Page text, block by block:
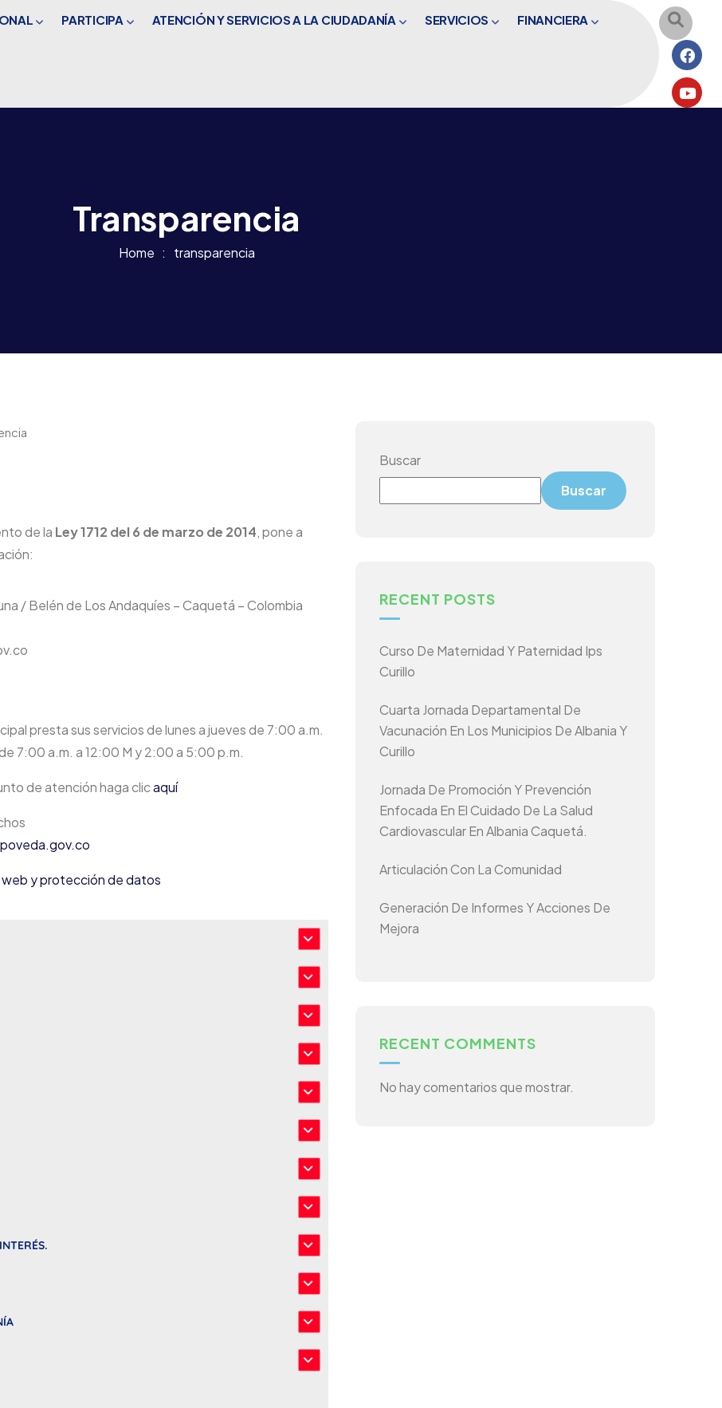
PARTICIPA ATENCIÓN Y SERVICIOS A LA CIUDADANÍA SERVICIOS FINANCIERA
Transparencia
Home transparencia
de la Ley 1712 del 6 de marzo de 2014, pone a
/ Belén de Los Andaquíes – Caquetá – Colombia
presta sus servicios de lunes a jueves de 7:00 a.m.
7:00 a.m. a 12:00 M y 2:00 a 5:00 p.m.
de atención haga clicaquí
y protección de datos
Buscar
Buscar
RECENT POSTS
Curso De Maternidad Y Paternidad Ips
Curillo
Cuarta Jornada Departamental De
Vacunación En Los Municipios De Albania Y
Curillo
Jornada De Promoción Y Prevención
Enfocada En El Cuidado De La Salud
Cardiovascular En Albania Caquetá.
Articulación Con La Comunidad
Generación De Informes Y Acciones De
Mejora
RECENT COMMENTS
No hay comentarios que mostrar.